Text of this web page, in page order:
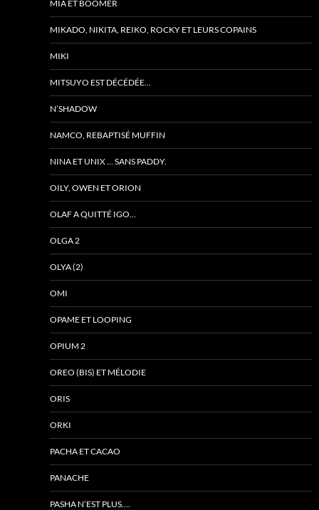
MIA ET BOOMER
MIKADO, NIKITA, REIKO, ROCKY ET LEURS COPAINS
MIKI
MITSUYO EST DÉCÉDÉE…
N’SHADOW
NAMCO, REBAPTISÉ MUFFIN
NINA ET UNIX … SANS PADDY.
OILY, OWEN ET ORION
OLAF A QUITTÉ IGO…
OLGA 2
OLYA (2)
OMI
OPAME ET LOOPING
OPIUM 2
OREO (BIS) ET MÉLODIE
ORIS
ORKI
PACHA ET CACAO
PANACHE
PASHA N’EST PLUS….